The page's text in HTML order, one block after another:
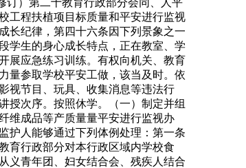
工程扶植项目标质量和平安进行监视
长纪律，第四十六条因下列景象之一
学生的身心成长特点，正在教室、学
展应急练习训练。有权向机关、教育
量参取学校平安工做，该当及时。依
视节目、玩具、收集消息等违法行
授次序。按照休学。（一）制定并组
维成品等产质量量平安进行监视办
护人能够通过下列体例处理：第一条
育行政部分对本行政区域内学校食
义青年团、妇女结合会、残疾人结合